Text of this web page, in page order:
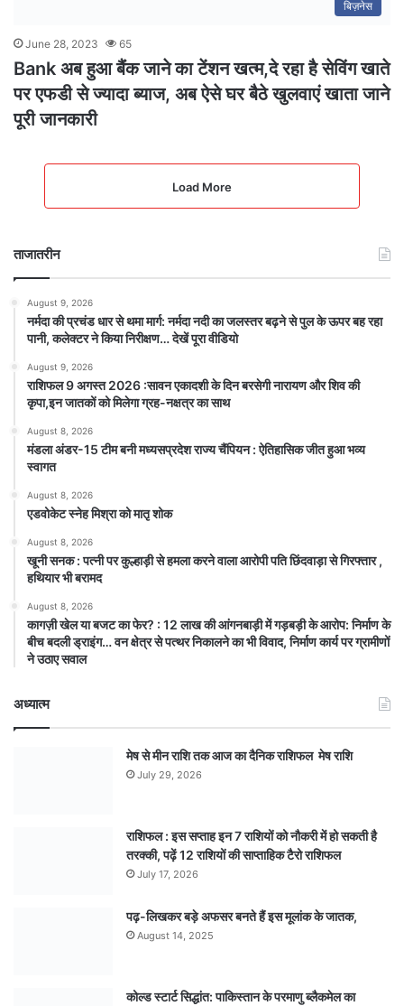
बिज़नेस
June 28, 2023 65
Bank अब हुआ बैंक जाने का टेंशन खत्म,दे रहा है सेविंग खाते
पर एफडी से ज्यादा ब्याज, अब ऐसे घर बैठे खुलवाएं खाता जाने
पूरी जानकारी
Load More
ताजातरीन
August 9, 2026
नर्मदा की प्रचंड धार से थमा मार्ग: नर्मदा नदी का जलस्तर बढ़ने से पुल के ऊपर बह रहा
पानी, कलेक्टर ने किया निरीक्षण… देखें पूरा वीडियो
August 9, 2026
राशिफल 9 अगस्त 2026 :सावन एकादशी के दिन बरसेगी नारायण और शिव की
कृपा,इन जातकों को मिलेगा ग्रह-नक्षत्र का साथ
August 8, 2026
मंडला अंडर-15 टीम बनी मध्यसप्रदेश राज्य चैंपियन : ऐतिहासिक जीत हुआ भव्य
स्वागत
August 8, 2026
एडवोकेट स्नेह मिश्रा को मातृ शोक
August 8, 2026
खूनी सनक : पत्नी पर कुल्हाड़ी से हमला करने वाला आरोपी पति छिंदवाड़ा से गिरफ्तार ,
हथियार भी बरामद
August 8, 2026
कागज़ी खेल या बजट का फेर? : 12 लाख की आंगनबाड़ी में गड़बड़ी के आरोप: निर्माण के
बीच बदली ड्राइंग… वन क्षेत्र से पत्थर निकालने का भी विवाद, निर्माण कार्य पर ग्रामीणों
ने उठाए सवाल
अध्यात्म
मेष से मीन राशि तक आज का दैनिक राशिफल मेष राशि
July 29, 2026
राशिफल : इस सप्ताह इन 7 राशियों को नौकरी में हो सकती है
तरक्की, पढ़ें 12 राशियों की साप्ताहिक टैरो राशिफल
July 17, 2026
पढ़-लिखकर बड़े अफसर बनते हैं इस मूलांक के जातक,
August 14, 2025
कोल्ड स्टार्ट सिद्धांत: पाकिस्तान के परमाणु ब्लैकमेल का